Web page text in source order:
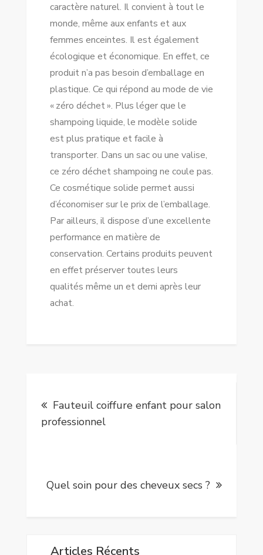
caractère naturel. Il convient à tout le
monde, même aux enfants et aux
femmes enceintes. Il est également
écologique et économique. En effet, ce
produit n’a pas besoin d’emballage en
plastique. Ce qui répond au mode de vie
« zéro déchet ». Plus léger que le
shampoing liquide, le modèle solide
est plus pratique et facile à
transporter. Dans un sac ou une valise,
ce zéro déchet shampoing ne coule pas.
Ce cosmétique solide permet aussi
d’économiser sur le prix de l’emballage.
Par ailleurs, il dispose d’une excellente
performance en matière de
conservation. Certains produits peuvent
en effet préserver toutes leurs
qualités même un et demi après leur
achat.
deFauteuil coiffure enfant pour salon
professionnel
Quel soin pour des cheveux secs ?
Articles Récents